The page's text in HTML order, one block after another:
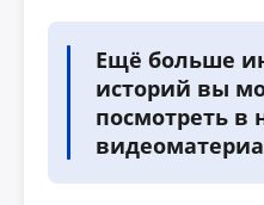
Ещё больше
историй вы
посмотреть в